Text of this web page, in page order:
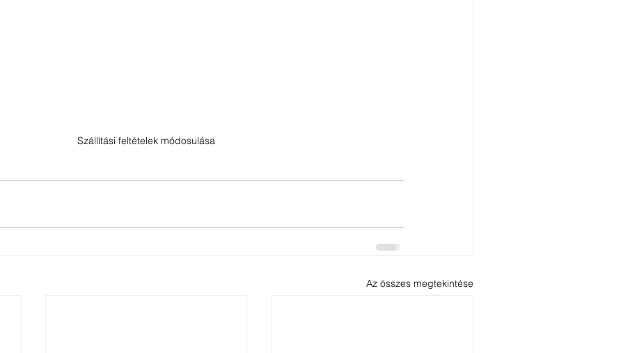
Szállítási feltételek módosulása
Az összes megtekintése